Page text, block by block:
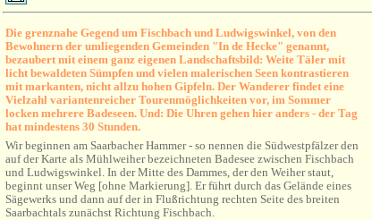
Die grenznahe Gegend um Fischbach und Ludwigswinkel, von den
Bewohnern der umliegenden Gemeinden "In de Hecke" genannt,
bezaubert mit einem ganz eigenen Landschaftsbild: Weite Täler mit
licht bewaldeten Sümpfen und vielen malerischen Seen kontrastieren
mit markanten, nicht allzu hohen Gipfeln. Der Wanderer findet eine
Vielzahl variantenreicher Tourenmöglichkeiten vor, im Sommer
locken mehrere Badeseen. Und: Die Uhren gehen hier anders - der Tag
hat mindestens 30 Stunden.
Wir beginnen am Saarbacher Hammer - so nennen die Südwestpfälzer den
auf der Karte als Mühlweiher bezeichneten Badesee zwischen Fischbach
und Ludwigswinkel. In der Mitte des Dammes, der den Weiher staut,
beginnt unser Weg [ohne Markierung]. Er führt durch das Gelände eines
Sägewerks und dann auf der in Flußrichtung rechten Seite des breiten
Saarbachtals zunächst Richtung Fischbach.